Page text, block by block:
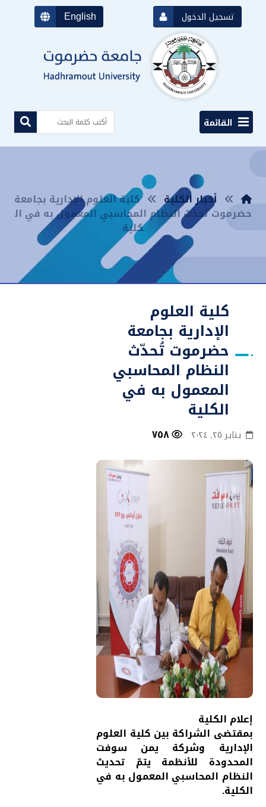
English تسجيل الدخول
القائمة
أخبار الكلية كلية العلوم الإدارية بجامعة
حضرموت تُحدّث النظام المحاسبي المعمول به في ال
كلية
كلية العلوم
الإدارية بجامعة
حضرموت تُحدّث
النظام المحاسبي
المعمول به في
الكلية
يناير ٢٥, ٢٠٢٤ ٧٥٨
إعلام الكلية
بمقتضى الشراكة بين كلية العلوم
الإدارية وشركة يمن سوفت
المحدودة للأنظمة يتمّ تحديث
النظام المحاسبي المعمول به في
الكلية.